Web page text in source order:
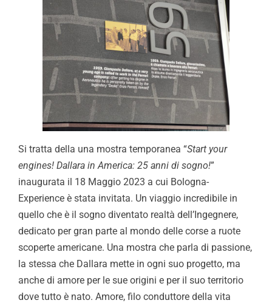
Si tratta della una mostra temporanea “Start your
engines! Dallara in America: 25 anni di sogno!”
inaugurata il 18 Maggio 2023 a cui Bologna-
Experience è stata invitata. Un viaggio incredibile in
quello che è il sogno diventato realtà dell’Ingegnere,
dedicato per gran parte al mondo delle corse a ruote
scoperte americane. Una mostra che parla di passione,
la stessa che Dallara mette in ogni suo progetto, ma
anche di amore per le sue origini e per il suo territorio
dove tutto è nato. Amore, filo conduttore della vita